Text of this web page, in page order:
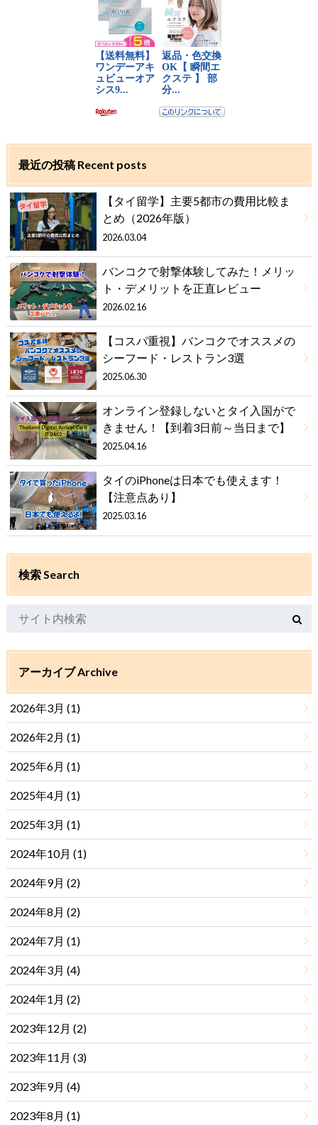
最近の投稿 Recent posts
【タイ留学】主要5都市の費用比較ま
とめ（2026年版）
2026.03.04
バンコクで射撃体験してみた！メリッ
ト・デメリットを正直レビュー
2026.02.16
【コスパ重視】バンコクでオススメの
シーフード・レストラン3選
2025.06.30
オンライン登録しないとタイ入国がで
きません！【到着3日前～当日まで】
2025.04.16
タイのiPhoneは日本でも使えます！
【注意点あり】
2025.03.16
検索 Search
アーカイブ Archive
2026年3月 (1)
2026年2月 (1)
2025年6月 (1)
2025年4月 (1)
2025年3月 (1)
2024年10月 (1)
2024年9月 (2)
2024年8月 (2)
2024年7月 (1)
2024年3月 (4)
2024年1月 (2)
2023年12月 (2)
2023年11月 (3)
2023年9月 (4)
2023年8月 (1)